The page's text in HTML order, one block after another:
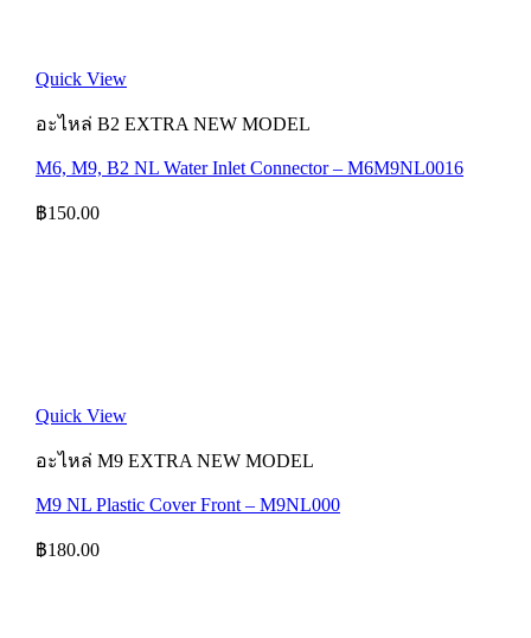
Quick View
อะไหล่ B2 EXTRA NEW MODEL
M6, M9, B2 NL Water Inlet Connector – M6M9NL0016
฿150.00
Quick View
อะไหล่ M9 EXTRA NEW MODEL
M9 NL Plastic Cover Front – M9NL000
฿180.00